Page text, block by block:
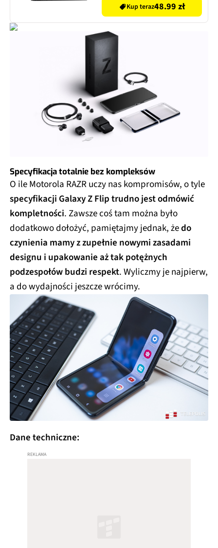
Kup teraz48.99 zł
Specyfikacja totalnie bez kompleksów
O ile Motorola RAZR uczy nas kompromisów, o tyle
specyfikacji Galaxy Z Flip trudno jest odmówić
kompletności. Zawsze coś tam można było
dodatkowo dołożyć, pamiętajmy jednak, żedo
czynienia mamy z zupełnie nowymi zasadami
designu i upakowanie aż tak potężnych
podzespołów budzi respekt. Wyliczmy je najpierw,
a do wydajności jeszcze wrócimy.
Dane techniczne: